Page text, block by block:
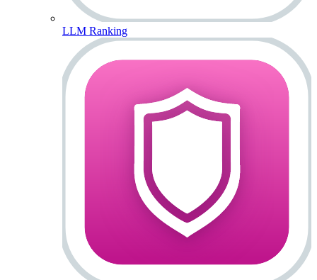
LLM Ranking